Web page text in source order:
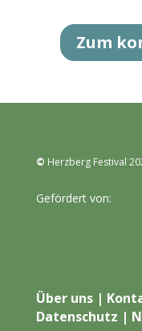
Zum
© Herzberg Festival
Gefördert von:
Über uns|
Datenschutz |